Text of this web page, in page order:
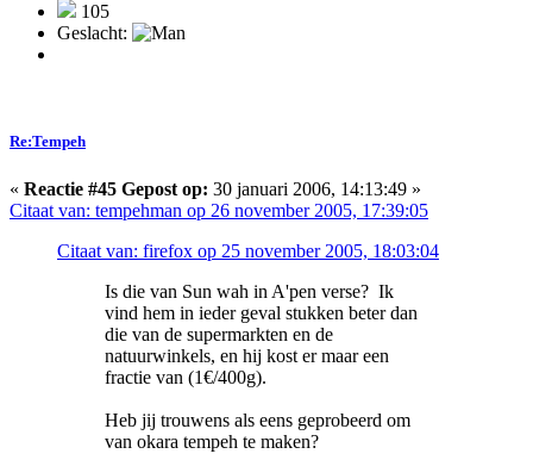
105
Geslacht:
Re:Tempeh
« Reactie #45 Gepost op: 30 januari 2006, 14:13:49 »
Citaat van: tempehman op 26 november 2005, 17:39:05
Citaat van: firefox op 25 november 2005, 18:03:04
Is die van Sun wah in A'pen verse? Ik
vind hem in ieder geval stukken beter dan
die van de supermarkten en de
natuurwinkels, en hij kost er maar een
fractie van (1€/400g).
Heb jij trouwens als eens geprobeerd om
van okara tempeh te maken?